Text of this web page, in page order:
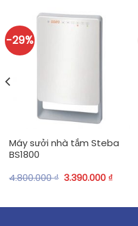
-29%
Máy sưởi nhà tắm Steba
BS1800
4.800.000₫ 3.390.000 ₫